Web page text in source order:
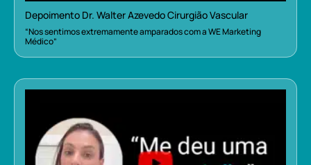
Depoimento Dr. Walter Azevedo Cirurgião Vascular
“Nos sentimos extremamente amparados com a WE Marketing
Médico”